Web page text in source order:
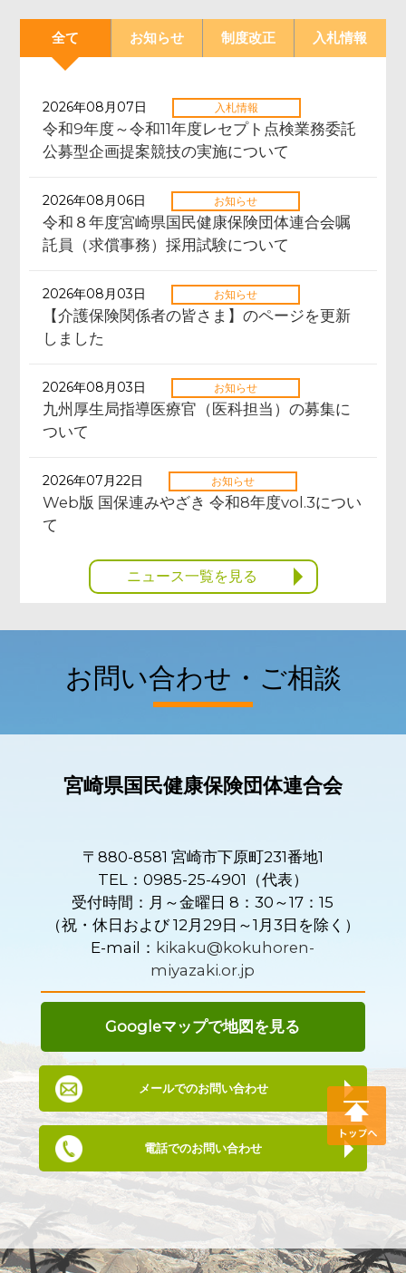
全て お知らせ 制度改正 入札情報
2026年08月07日 入札情報
令和9年度～令和11年度レセプト点検業務委託
公募型企画提案競技の実施について
2026年08月06日 お知らせ
令和８年度宮崎県国民健康保険団体連合会嘱
託員（求償事務）採用試験について
2026年08月03日 お知らせ
【介護保険関係者の皆さま】のページを更新
しました
2026年08月03日 お知らせ
九州厚生局指導医療官（医科担当）の募集に
ついて
2026年07月22日 お知らせ
Web版 国保連みやざき 令和8年度vol.3につい
て
ニュース一覧を見る
お問い合わせ・ご相談
宮崎県国民健康保険団体連合会
〒880-8581 宮崎市下原町231番地1
TEL：0985-25-4901（代表）
受付時間：月～金曜日 8：30～17：15
（祝・休日および 12月29日～1月3日を除く）
E-mail： kikaku@kokuhoren-
miyazaki.or.jp
Googleマップで地図を見る
メールでのお問い合わせ
電話でのお問い合わせ